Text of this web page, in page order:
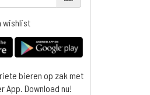
wishlist
bieren op zak met
App. Download nu!